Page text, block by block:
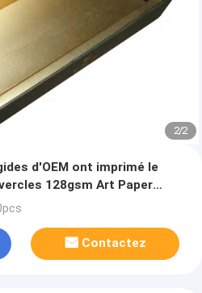
2/2
d'OEM ont imprimé le
128gsm Art Paper
Contactez